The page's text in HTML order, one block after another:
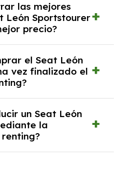
de ingresos y, en
informe fiscal y un pago
las mejores
León Sportstourer
precio?
vehículos de renting con
y sin pagar
el Seat León
vez finalizado el
el coche. En este
los años, la
recorridos y el coste
un Seat León
la